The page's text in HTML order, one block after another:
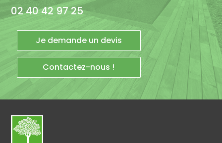
02 40 42 97 25
Je demande un devis
Contactez-nous !